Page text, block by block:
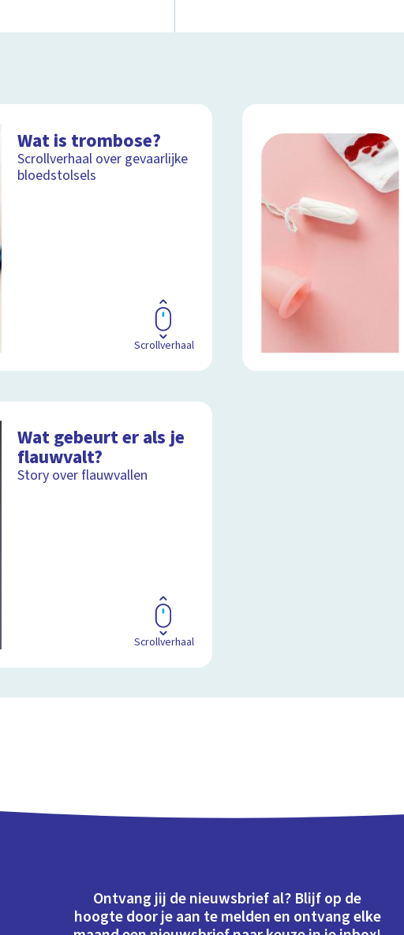
Wat is trombose?
Scrollverhaal over gevaarlijke
bloedstolsels
Scrollverhaal
Wat gebeurt er als je
flauwvalt?
Story over flauwvallen
Scrollverhaal
Ontvang jij de nieuwsbrief al? Blijf op de
hoogte door je aan te melden en ontvang elke